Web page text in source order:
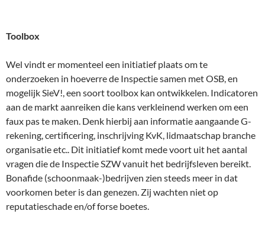
Toolbox
Wel vindt er momenteel een initiatief plaats om te
onderzoeken in hoeverre de Inspectie samen met OSB, en
mogelijk SieV!, een soort toolbox kan ontwikkelen. Indicatoren
aan de markt aanreiken die kans verkleinend werken om een
faux pas te maken. Denk hierbij aan informatie aangaande G-
rekening, certificering, inschrijving KvK, lidmaatschap branche
organisatie etc.. Dit initiatief komt mede voort uit het aantal
vragen die de Inspectie SZW vanuit het bedrijfsleven bereikt.
Bonafide (schoonmaak-)bedrijven zien steeds meer in dat
voorkomen beter is dan genezen. Zij wachten niet op
reputatieschade en/of forse boetes.